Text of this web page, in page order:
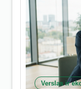
Verslas ir